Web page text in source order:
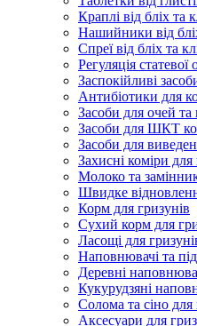
Краплі від бліх та
Нашийники від
Спреї від бліх та
Регуляція статевої
Заспокійливі
Антибіотики для
Засоби для очей та
Засоби для ШКТ
Засоби для
Захисні коміри для
Молоко та
Швидке
Корм для гризунів
Сухий корм для
Ласощі для
Наповнювачі та
Деревні
Кукурудзяні
Солома та сіно для
Аксесуари для